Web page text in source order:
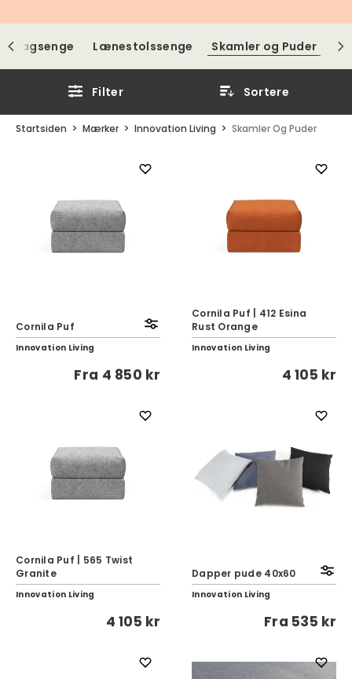
Dagsenge Lænestolssenge Skamler og Puder
Filter Sortere
Startsiden Mærker Innovation Living Skamler Og Puder
Cornila Puf
Innovation Living
Fra 4 850 kr
Cornila Puf | 412 Esina
Rust Orange
Innovation Living
4 105 kr
Cornila Puf | 565 Twist
Granite
Innovation Living
4 105 kr
Dapper pude 40x60
Innovation Living
Fra 535 kr